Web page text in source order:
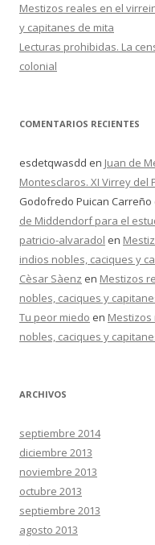
Mestizos reales en el
y capitanes de mita
Lecturas prohibidas. La
colonial
COMENTARIOS RECIENTES
esdetqwasdd en Juan de
Montesclaros. XI Virrey del
Godofredo Puican Carreño
de Middendorf para el
patricio-alvaradol en
indios nobles, caciques y
Cèsar Sàenz en Mestizos
nobles, caciques y
Tu peor miedo en Mestizos
nobles, caciques y
ARCHIVOS
septiembre 2014
diciembre 2013
noviembre 2013
octubre 2013
septiembre 2013
agosto 2013